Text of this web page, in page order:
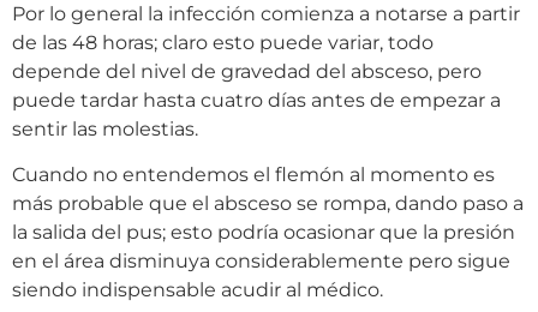
Por lo general la infección comienza a notarse a partir
de las 48 horas; claro esto puede variar, todo
depende del nivel de gravedad del absceso, pero
puede tardar hasta cuatro días antes de empezar a
sentir las molestias.
Cuando no entendemos el flemón al momento es
más probable que el absceso se rompa, dando paso a
la salida del pus; esto podría ocasionar que la presión
en el área disminuya considerablemente pero sigue
siendo indispensable acudir al médico.